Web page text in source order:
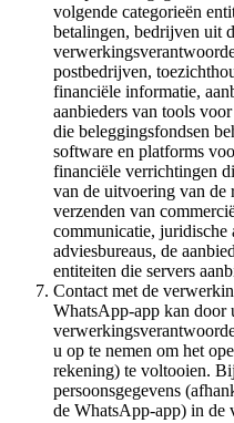
volgende categorieën
betalingen, bedrijven uit
postbedrijven,
financiële informatie,
aanbieders van tools
die beleggingsfondsen
software en platforms
financiële verrichtingen
van de uitvoering van de
verzenden van
communicatie, juridische
adviesbureaus, de
entiteiten die servers
Contact met de
WhatsApp-app kan door
u op te nemen om het
rekening) te voltooien.
persoonsgegevens
de WhatsApp-app) in de